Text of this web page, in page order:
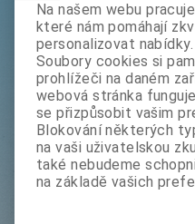
Starex D - CL
bez DPH:212 Kč
s DPH:257 Kč
m
Výrobce: x - film,
Katalogové číslo:
Termín dodání (dny): 1
Na našem webu
které nám pomáhají
personalizovat nabídky.
Soubory cookies si
prohlížeči na daném
webová stránka
se přizpůsobit vašim
Blokování některých
na vaši uživatelskou
také nebudeme
na základě vašich